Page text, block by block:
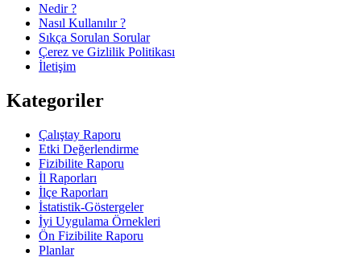
Nedir ?
Nasıl Kullanılır ?
Sıkça Sorulan Sorular
Çerez ve Gizlilik Politikası
İletişim
Kategoriler
Çalıştay Raporu
Etki Değerlendirme
Fizibilite Raporu
İl Raporları
İlçe Raporları
İstatistik-Göstergeler
İyi Uygulama Örnekleri
Ön Fizibilite Raporu
Planlar